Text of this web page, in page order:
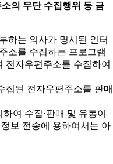
의 무단 수집행위 등 금
하는 의사가 명시된 인터
소를 수집하는 프로그램
전자우편주소를 수집하여
집된 전자우편주소를 판매
여 수집·판매 및 유통이
보 전송에 용하여서는 아